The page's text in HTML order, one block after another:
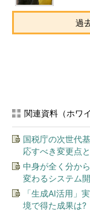
過
関連資料（ホワ
国税庁の次世代
応すべき変更点
中身が全く分か
変わるシステム
「生成AI活用」
境で得た成果は?